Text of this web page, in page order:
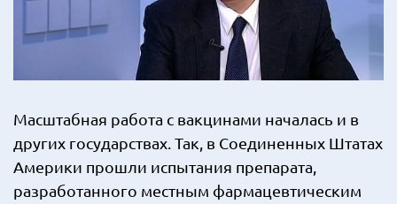
Масштабная работа с вакцинами началась и в
других государствах. Так, в Соединенных Штатах
Америки прошли испытания препарата,
разработанного местным фармацевтическим